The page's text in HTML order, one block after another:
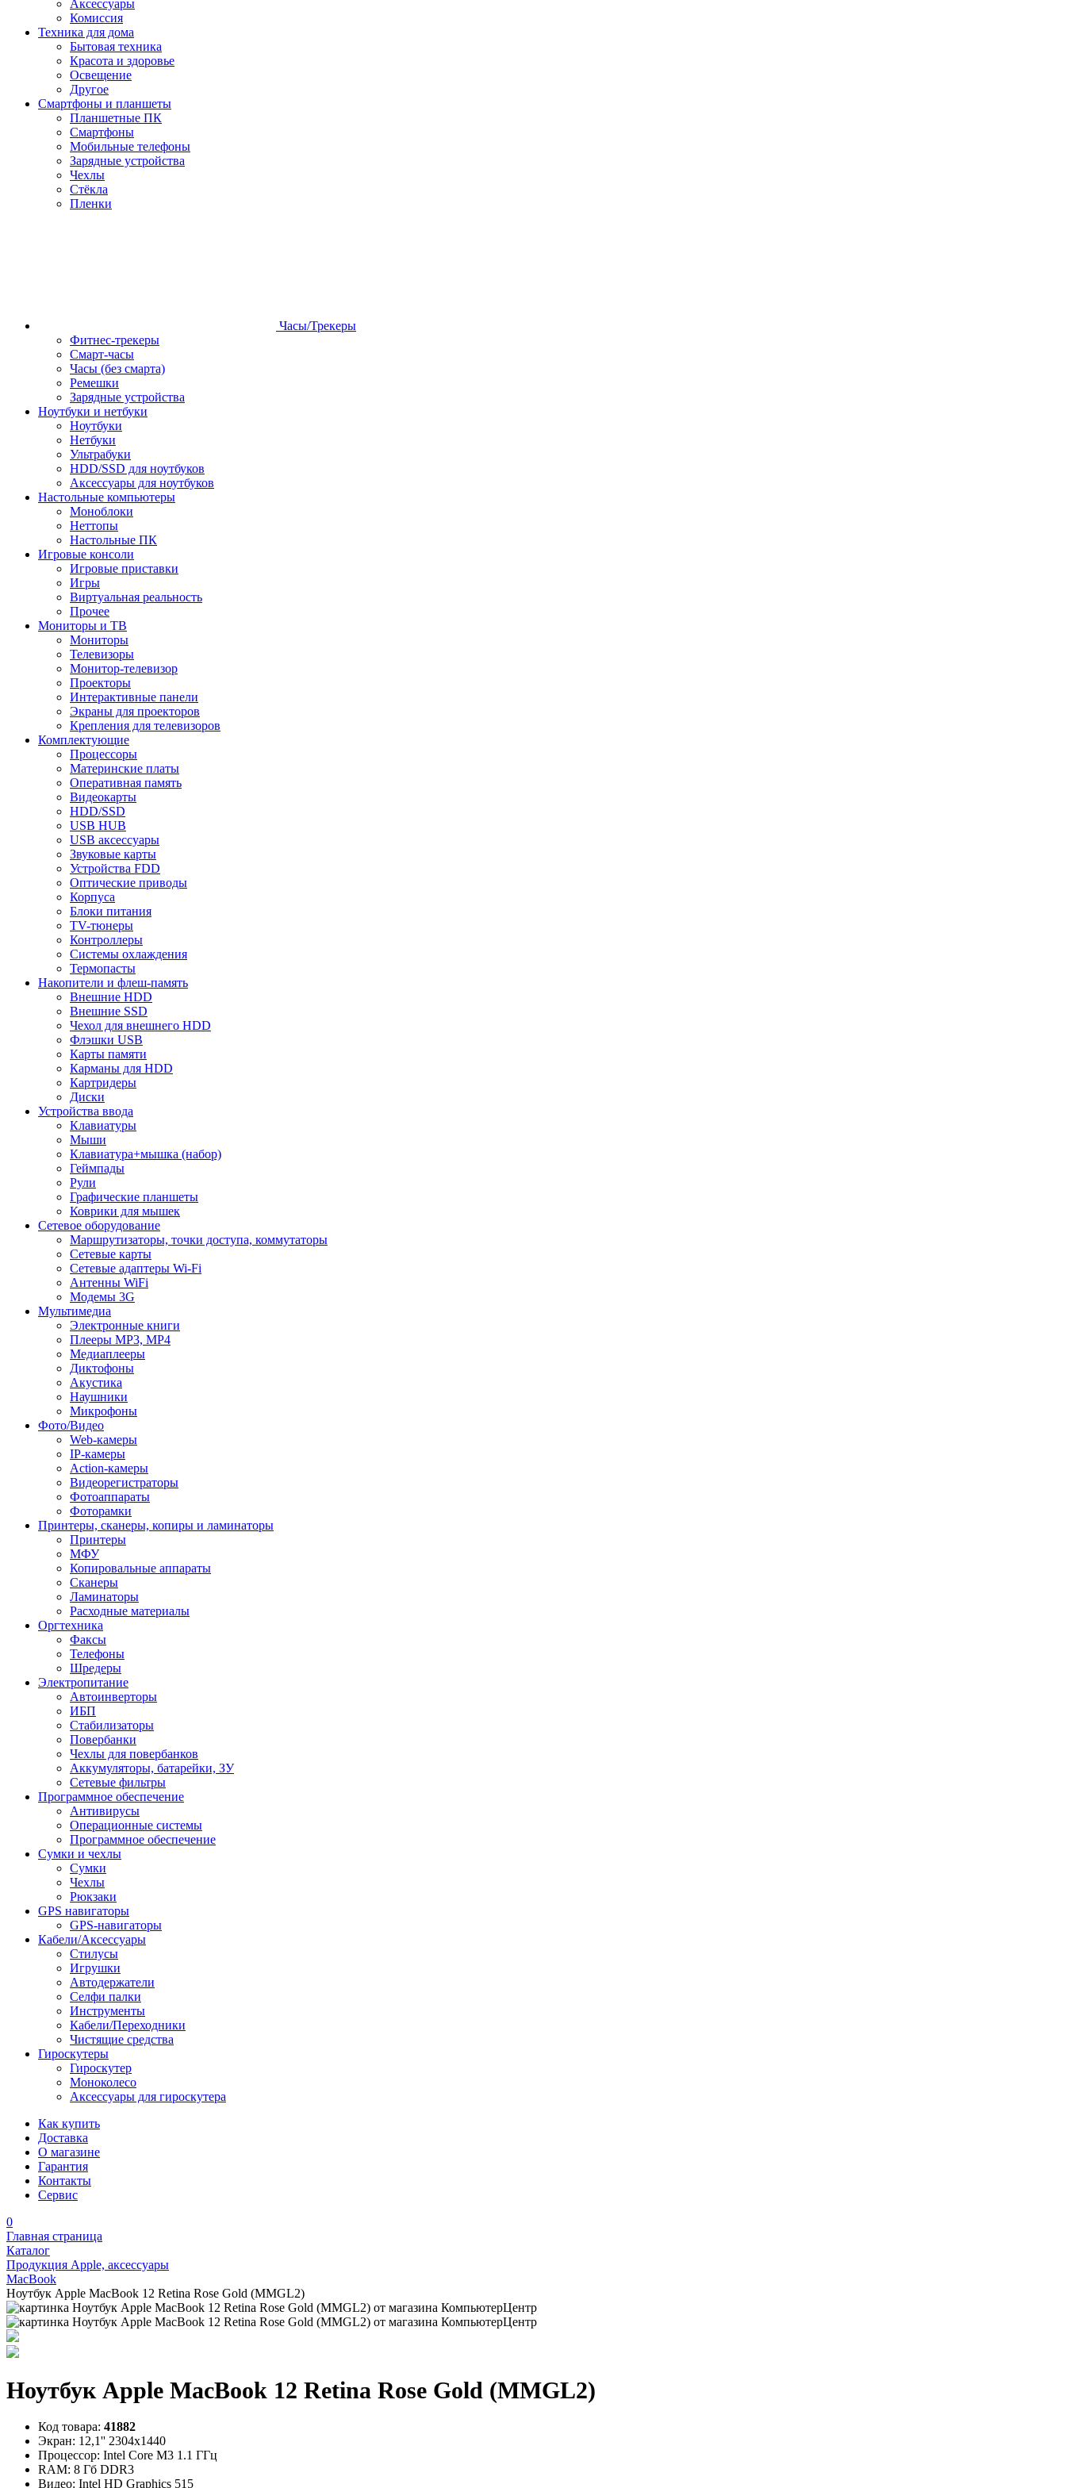
Аксессуары
Комиссия
Техника для дома
Бытовая техника
Красота и здоровье
Освещение
Другое
Смартфоны и планшеты
Планшетные ПК
Смартфоны
Мобильные телефоны
Зарядные устройства
Чехлы
Стёкла
Пленки
Часы/Трекеры
Фитнес-трекеры
Смарт-часы
Часы (без смарта)
Ремешки
Зарядные устройства
Ноутбуки и нетбуки
Ноутбуки
Нетбуки
Ультрабуки
HDD/SSD для ноутбуков
Аксессуары для ноутбуков
Настольные компьютеры
Моноблоки
Неттопы
Настольные ПК
Игровые консоли
Игровые приставки
Игры
Виртуальная реальность
Прочее
Мониторы и ТВ
Мониторы
Телевизоры
Монитор-телевизор
Проекторы
Интерактивные панели
Экраны для проекторов
Крепления для телевизоров
Комплектующие
Процессоры
Материнские платы
Оперативная память
Видеокарты
HDD/SSD
USB HUB
USB аксессуары
Звуковые карты
Устройства FDD
Оптические приводы
Корпуса
Блоки питания
TV-тюнеры
Контроллеры
Системы охлаждения
Термопасты
Накопители и флеш-память
Внешние HDD
Внешние SSD
Чехол для внешнего HDD
Флэшки USB
Карты памяти
Карманы для HDD
Картридеры
Диски
Устройства ввода
Клавиатуры
Мыши
Клавиатура+мышка (набор)
Геймпады
Рули
Графические планшеты
Коврики для мышек
Сетевое оборудование
Маршрутизаторы, точки доступа, коммутаторы
Сетевые карты
Сетевые адаптеры Wi-Fi
Антенны WiFi
Модемы 3G
Мультимедиа
Электронные книги
Плееры MP3, MP4
Медиаплееры
Диктофоны
Акустика
Наушники
Микрофоны
Фото/Видео
Web-камеры
IP-камеры
Action-камеры
Видеорегистраторы
Фотоаппараты
Фоторамки
Принтеры, сканеры, копиры и ламинаторы
Принтеры
МФУ
Копировальные аппараты
Сканеры
Ламинаторы
Расходные материалы
Оргтехника
Факсы
Телефоны
Шредеры
Электропитание
Автоинверторы
ИБП
Стабилизаторы
Повербанки
Чехлы для повербанков
Аккумуляторы, батарейки, ЗУ
Сетевые фильтры
Программное обеспечение
Антивирусы
Операционные системы
Программное обеспечение
Сумки и чехлы
Сумки
Чехлы
Рюкзаки
GPS навигаторы
GPS-навигаторы
Кабели/Аксессуары
Стилусы
Игрушки
Автодержатели
Селфи палки
Инструменты
Кабели/Переходники
Чистящие средства
Гироскутеры
Гироскутер
Моноколесо
Аксессуары для гироскутера
Как купить
Доставка
О магазине
Гарантия
Контакты
Сервис
0
Главная страница
Каталог
Продукция Apple, аксессуары
MacBook
Ноутбук Apple MacBook 12 Retina Rose Gold (MMGL2)
Ноутбук Apple MacBook 12 Retina Rose Gold (MMGL2)
Код товара: 41882
Экран: 12,1'' 2304x1440
Процессор: Intel Core M3 1.1 ГГц
RAM: 8 Гб DDR3
Видео: Intel HD Graphics 515